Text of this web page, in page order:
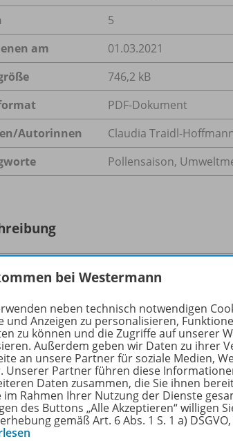
5
am
01.03.2021
746,2 kB
PDF-Dokument
Autorinnen
Claudia Traidl-
Pollensaison,
sind nach Schätzungen der European
Bevölkerung von allergischen
chronischen Erkrankungen in den
Inhalte der Ausgabe
bei Westermann
neben technisch notwendigen
und Anzeigen zu personalisieren,
zu können und die Zugriffe auf unserer
Außerdem geben wir Daten zu ihrer
an unsere Partner für soziale Medien,
Unserer Partner führen diese
Daten zusammen, die Sie ihnen
im Rahmen Ihrer Nutzung der Dienste
des Buttons „Alle Akzeptieren“ willigen
gemäß Art. 6 Abs. 1 S. 1 a)